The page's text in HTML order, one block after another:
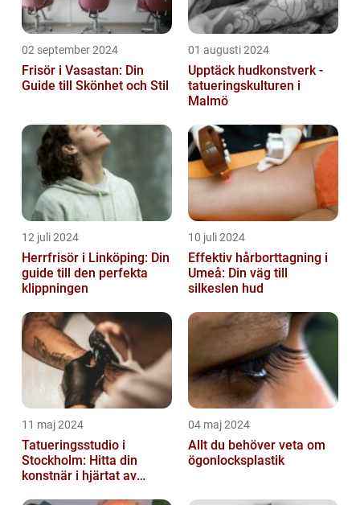
02 september 2024
Frisör i Vasastan: Din
Guide till Skönhet och Stil
01 augusti 2024
Upptäck hudkonstverk -
tatueringskulturen i
Malmö
12 juli 2024
Herrfrisör i Linköping: Din
guide till den perfekta
klippningen
10 juli 2024
Effektiv hårborttagning i
Umeå: Din väg till
silkeslen hud
11 maj 2024
Tatueringsstudio i
Stockholm: Hitta din
konstnär i hjärtat av
04 maj 2024
Allt du behöver veta om
ögonlocksplastik